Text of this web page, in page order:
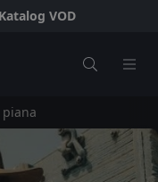
VOD
piana